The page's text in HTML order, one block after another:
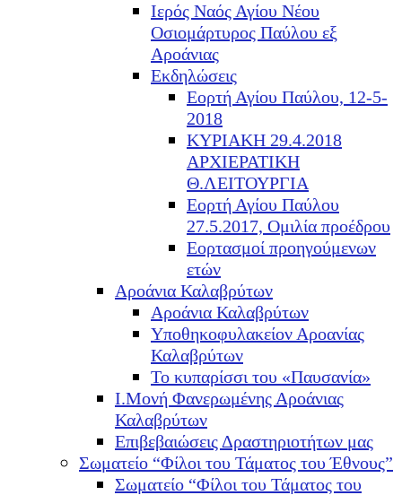
Ιερός Ναός Αγίου Νέου
Οσιομάρτυρος Παύλου εξ
Αροάνιας
Εκδηλώσεις
Εορτή Αγίου Παύλου, 12-5-
2018
ΚΥΡΙΑΚΗ 29.4.2018
ΑΡΧΙΕΡΑΤΙΚΗ
Θ.ΛΕΙΤΟΥΡΓΙΑ
Εορτή Αγίου Παύλου
27.5.2017, Ομιλία προέδρου
Εορτασμοί προηγούμενων
ετών
Αροάνια Καλαβρύτων
Αροάνια Καλαβρύτων
Υποθηκοφυλακείον Αροανίας
Καλαβρύτων
Το κυπαρίσσι του «Παυσανία»
Ι.Μονή Φανερωμένης Αροάνιας
Καλαβρύτων
Επιβεβαιώσεις Δραστηριοτήτων μας
Σωματείο “Φίλοι του Τάματος του Έθνους”
Σωματείο “Φίλοι του Τάματος του